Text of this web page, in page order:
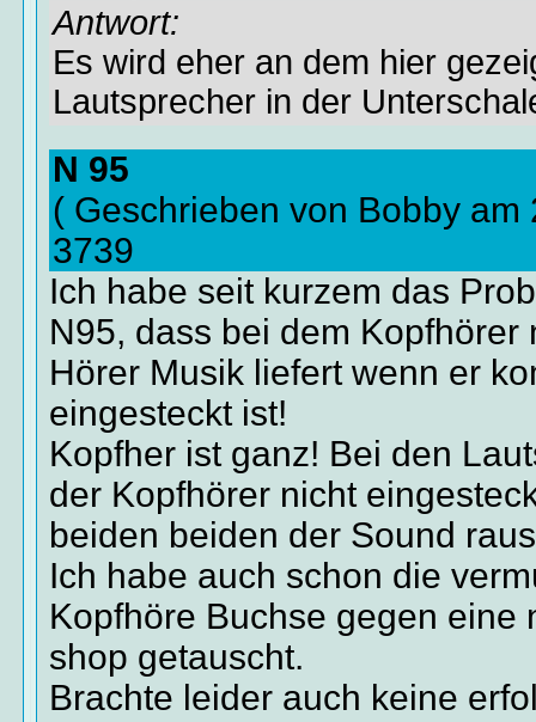
Antwort:
Es wird eher an dem hier
Lautsprecher in der
N 95
( Geschrieben von Bobby am
3739
Ich habe seit kurzem das
N95, dass bei dem Kopfhörer
Hörer Musik liefert wenn er
eingesteckt ist!
Kopfher ist ganz! Bei den
der Kopfhörer nicht
beiden beiden der Sound
Ich habe auch schon die
Kopfhöre Buchse gegen eine
shop getauscht.
Brachte leider auch keine